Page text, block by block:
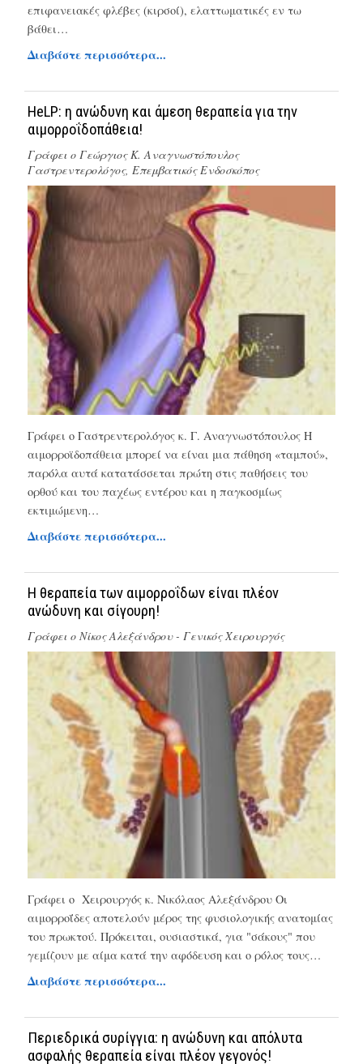
επιφανειακές φλέβες (κιρσοί), ελαττωματικές εν τω
βάθει…
Διαβάστε περισσότερα...
HeLP: η ανώδυνη και άμεση θεραπεία για την
αιμορροΐδοπάθεια!
Γράφει ο Γεώργιος Κ. Αναγνωστόπουλος
Γαστρεντερολόγος, Επεμβατικός Ενδοσκόπος
Γράφει ο Γαστρεντερολόγος κ. Γ. Αναγνωστόπουλος Η
αιμορροϊδοπάθεια μπορεί να είναι μια πάθηση «ταμπού»,
παρόλα αυτά κατατάσσεται πρώτη στις παθήσεις του
ορθού και του παχέως εντέρου και η παγκοσμίως
εκτιμώμενη…
Διαβάστε περισσότερα...
Η θεραπεία των αιμορροΐδων είναι πλέον
ανώδυνη και σίγουρη!
Γράφει οΝίκος Αλεξάνδρου - Γενικός Χειρουργός
Γράφει ο Χειρουργός κ. Νικόλαος Αλεξάνδρου Οι
αιμορροΐδες αποτελούν μέρος της φυσιολογικής ανατομίας
του πρωκτού. Πρόκειται, ουσιαστικά, για "σάκους" που
γεμίζουν με αίμα κατά την αφόδευση και ο ρόλος τους…
Διαβάστε περισσότερα...
Περιεδρικά συρίγγια: η ανώδυνη και απόλυτα
ασφαλής θεραπεία είναι πλέον γεγονός!